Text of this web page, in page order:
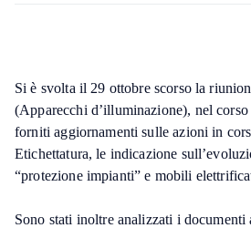
Si è svolta il 29 ottobre scorso la
(Apparecchi d’illuminazione), nel corso
forniti aggiornamenti sulle azioni in
Etichettatura, le indicazione
“protezione impianti” e mobili
Sono stati inoltre analizzati i documenti